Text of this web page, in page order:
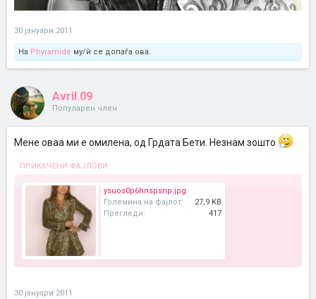
30 јануари 2011
На Phyramide му/ѝ се допаѓа ова.
Avril.09
Популарен член
Мене оваа ми е омилена, од Грдата Бети. Незнам зошто
ПРИКАЧЕНИ ФАЈЛОВИ:
ysuos0p6hnspsnp.jpg
Големина на фајлот:
27,9 KB
Прегледи:
417
30 јануари 2011